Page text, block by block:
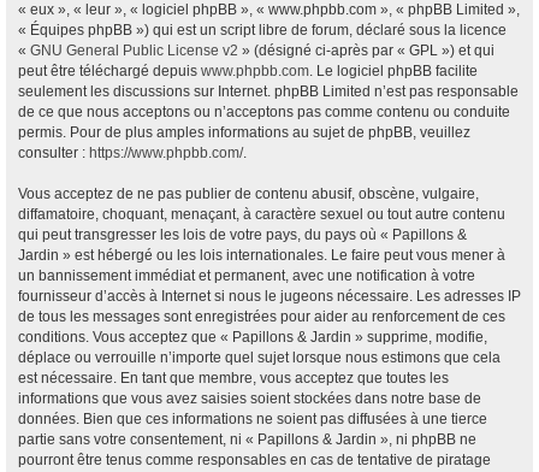
« eux », « leur », « logiciel phpBB », « www.phpbb.com », « phpBB Limited »,
« Équipes phpBB ») qui est un script libre de forum, déclaré sous la licence
« GNU General Public License v2 » (désigné ci-après par « GPL ») et qui
peut être téléchargé depuis www.phpbb.com. Le logiciel phpBB facilite
seulement les discussions sur Internet. phpBB Limited n’est pas responsable
de ce que nous acceptons ou n’acceptons pas comme contenu ou conduite
permis. Pour de plus amples informations au sujet de phpBB, veuillez
consulter : https://www.phpbb.com/.
Vous acceptez de ne pas publier de contenu abusif, obscène, vulgaire,
diffamatoire, choquant, menaçant, à caractère sexuel ou tout autre contenu
qui peut transgresser les lois de votre pays, du pays où « Papillons &
Jardin » est hébergé ou les lois internationales. Le faire peut vous mener à
un bannissement immédiat et permanent, avec une notification à votre
fournisseur d’accès à Internet si nous le jugeons nécessaire. Les adresses IP
de tous les messages sont enregistrées pour aider au renforcement de ces
conditions. Vous acceptez que « Papillons & Jardin » supprime, modifie,
déplace ou verrouille n’importe quel sujet lorsque nous estimons que cela
est nécessaire. En tant que membre, vous acceptez que toutes les
informations que vous avez saisies soient stockées dans notre base de
données. Bien que ces informations ne soient pas diffusées à une tierce
partie sans votre consentement, ni « Papillons & Jardin », ni phpBB ne
pourront être tenus comme responsables en cas de tentative de piratage